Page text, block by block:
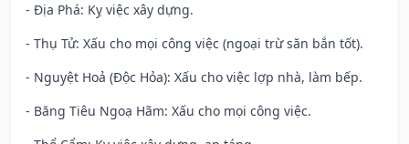
- Địa Phá: Kỵ việc xây dựng.
- Thụ Tử: Xấu cho mọi công việc (ngoại trừ săn bắn tốt).
- Nguyệt Hoả (Độc Hỏa): Xấu cho việc lợp nhà, làm bếp.
- Băng Tiêu Ngoạ Hãm: Xấu cho mọi công việc.